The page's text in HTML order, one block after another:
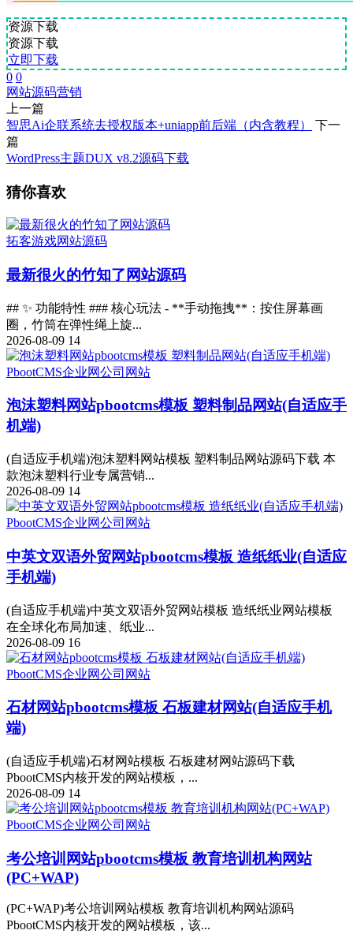
资源下载
资源下载
立即下载
0 0
网站源码营销
上一篇
智思Ai企联系统去授权版本+uniapp前后端（内含教程）
下一
篇
WordPress主题DUX v8.2源码下载
猜你喜欢
拓客游戏网站源码
最新很火的竹知了网站源码
## ✨ 功能特性 ### 核心玩法 - **手动拖拽**：按住屏幕画
圈，竹筒在弹性绳上旋...
2026-08-09 14
PbootCMS企业网公司网站
泡沫塑料网站pbootcms模板 塑料制品网站(自适应手
机端)
(自适应手机端)泡沫塑料网站模板 塑料制品网站源码下载 本
款泡沫塑料行业专属营销...
2026-08-09 14
PbootCMS企业网公司网站
中英文双语外贸网站pbootcms模板 造纸纸业(自适应
手机端)
(自适应手机端)中英文双语外贸网站模板 造纸纸业网站模板
在全球化布局加速、纸业...
2026-08-09 16
PbootCMS企业网公司网站
石材网站pbootcms模板 石板建材网站(自适应手机
端)
(自适应手机端)石材网站模板 石板建材网站源码下载
PbootCMS内核开发的网站模板，...
2026-08-09 14
PbootCMS企业网公司网站
考公培训网站pbootcms模板 教育培训机构网站
(PC+WAP)
(PC+WAP)考公培训网站模板 教育培训机构网站源码
PbootCMS内核开发的网站模板，该...